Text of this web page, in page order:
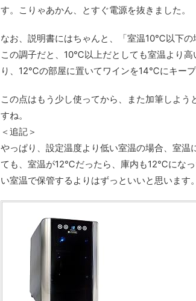
す。こりゃあかん、とすぐ電源を抜きました。
なお、説明書にはちゃんと、「室温10℃以下の
この調子だと、10℃以上だとしても室温より
り、12℃の部屋に置いてワインを14℃にキープ
この点はもう少し使ってから、また加筆しよ
すね。
＜追記＞
やっぱり、設定温度より低い室温の場合、室
ても、室温が12℃だったら、庫内も12℃にな
い室温で保管するよりはずっといいと思います。